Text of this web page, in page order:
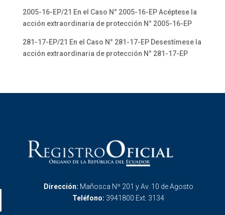
2005-16-EP/21 En el Caso N° 2005-16-EP Acéptese la
acción extraordinaria de protección N° 2005-16-EP
281-17-EP/21 En el Caso N° 281-17-EP Desestímese la
acción extraordinaria de protección N° 281-17-EP
Dirección: Mañosca Nº 201 y Av. 10 de Agosto
Teléfono: 3941800 Ext. 3134